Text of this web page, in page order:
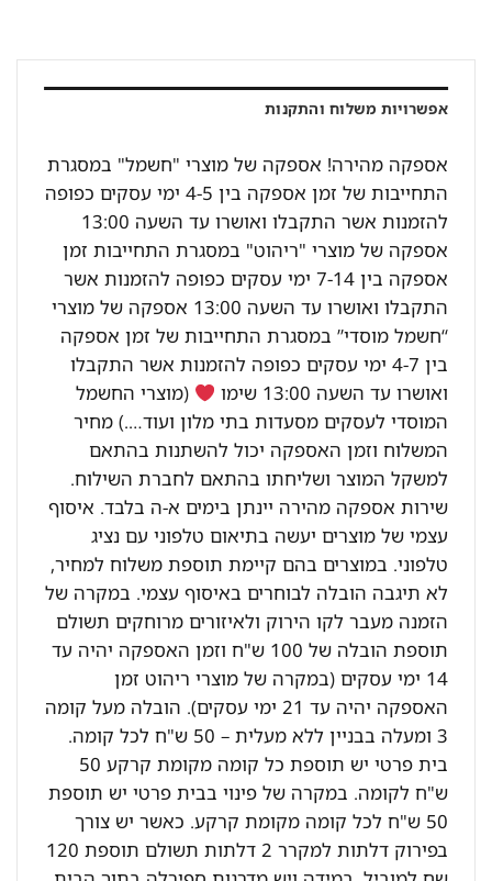
אפשרויות משלוח והתקנות
אספקה מהירה! אספקה של מוצרי "חשמל" במסגרת
התחייבות של זמן אספקה בין 4-5 ימי עסקים כפופה
להזמנות אשר התקבלו ואושרו עד השעה 13:00
אספקה של מוצרי "ריהוט" במסגרת התחייבות זמן
אספקה בין 7-14 ימי עסקים כפופה להזמנות אשר
התקבלו ואושרו עד השעה 13:00 אספקה של מוצרי
“חשמל מוסדי” במסגרת התחייבות של זמן אספקה
בין 4-7 ימי עסקים כפופה להזמנות אשר התקבלו
ואושרו עד השעה 13:00 שימו
(מוצרי החשמל
המוסדי לעסקים מסעדות בתי מלון ועוד….) מחיר
המשלוח וזמן האספקה יכול להשתנות בהתאם
למשקל המוצר ושליחתו בהתאם לחברת השילוח.
שירות אספקה מהירה יינתן בימים א-ה בלבד. איסוף
עצמי של מוצרים יעשה בתיאום טלפוני עם נציג
טלפוני. במוצרים בהם קיימת תוספת משלוח למחיר,
לא תיגבה הובלה לבוחרים באיסוף עצמי. במקרה של
הזמנה מעבר לקו הירוק ולאיזורים מרוחקים תשולם
תוספת הובלה של 100 ש"ח וזמן האספקה יהיה עד
14 ימי עסקים (במקרה של מוצרי ריהוט זמן
האספקה יהיה עד 21 ימי עסקים). הובלה מעל קומה
3 ומעלה בבניין ללא מעלית – 50 ש"ח לכל קומה.
בית פרטי יש תוספת כל קומה מקומת קרקע 50
ש"ח לקומה. במקרה של פינוי בבית פרטי יש תוספת
50 ש"ח לכל קומה מקומת קרקע. כאשר יש צורך
בפירוק דלתות למקרר 2 דלתות תשולם תוספת 120